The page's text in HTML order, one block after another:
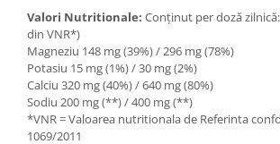
Valori Nutritionale: Conținut per doză
din VNR*)
Magneziu 148 mg (39%) / 296 mg (78%)
Potasiu 15 mg (1%) / 30 mg (2%)
Calciu 320 mg (40%) / 640 mg (80%)
Sodiu 200 mg (**) / 400 mg (**)
*VNR = Valoarea nutritionala de Referinta
1069/2011